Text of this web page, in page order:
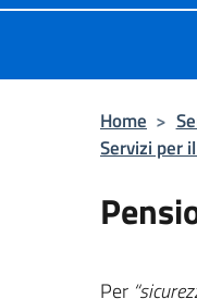
Home >
Servizi per
Per